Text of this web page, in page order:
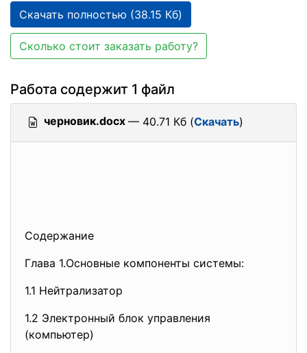
Скачать полностью (38.15 Кб)
Сколько стоит заказать работу?
Работа содержит 1 файл
черновик.docx — 40.71 Кб (Скачать)
Содержание
Глава 1.Основные компоненты системы:
1.1 Нейтрализатор
1.2 Электронный блок управления
(компьютер)